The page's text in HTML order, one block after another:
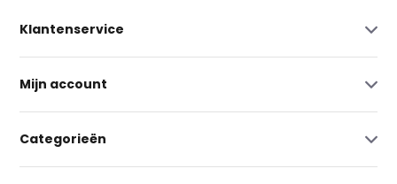
Klantenservice
Mijn account
Categorieën